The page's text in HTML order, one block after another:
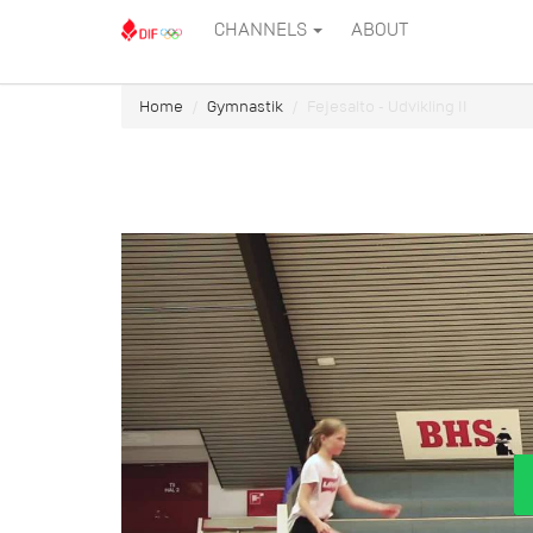
CHANNELS ABOUT
Home Gymnastik Fejesalto - Udvikling II